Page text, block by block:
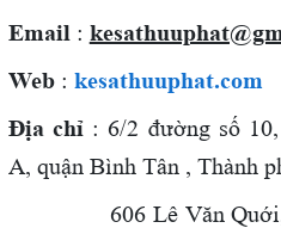
Email :
Web : kesathuuphat.com
Địa chỉ : 6/2 đường số
A, quận Bình Tân , Thành
606 Lê Văn